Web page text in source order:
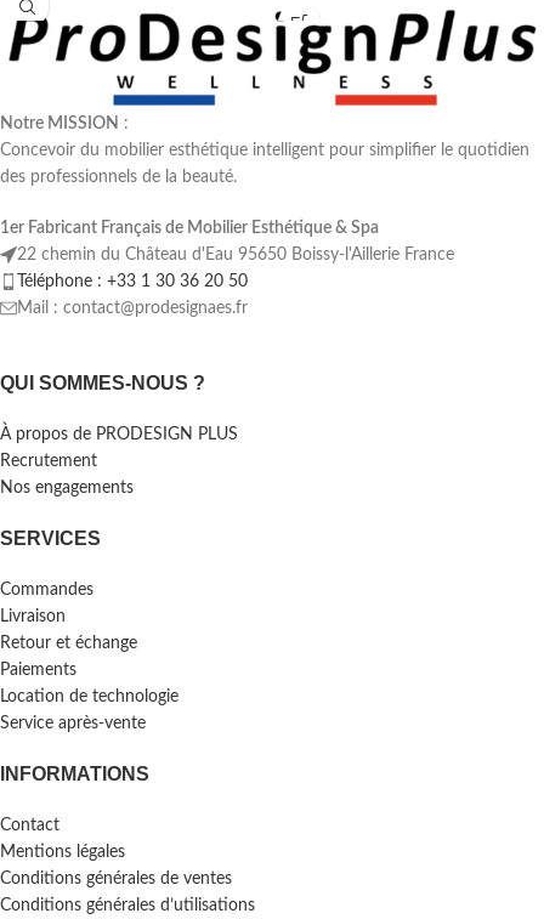
Notre MISSION :
Concevoir du mobilier esthétique intelligent pour simplifier le quotidien
des professionnels de la beauté.
1er Fabricant Français de Mobilier Esthétique & Spa
22 chemin du Château d'Eau 95650 Boissy-l'Aillerie France
Téléphone : +33 1 30 36 20 50
Mail : contact@prodesignaes.fr
QUI SOMMES-NOUS ?
À propos de PRODESIGN PLUS
Recrutement
Nos engagements
SERVICES
Commandes
Livraison
Retour et échange
Paiements
Location de technologie
Service après-vente
INFORMATIONS
Contact
Mentions légales
Conditions générales de ventes
Conditions générales d’utilisations